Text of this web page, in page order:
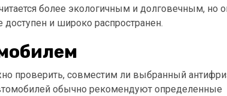
более экологичным и долговечным, но
и широко распространен.
проверить, совместим ли выбранный
обычно рекомендуют определенные